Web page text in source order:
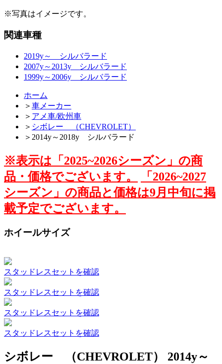
※写真はイメージです。
関連車種
2019y～ シルバラード
2007y～2013y シルバラード
1999y～2006y シルバラード
ホーム
＞ 車メーカー
＞ アメ車/欧州車
＞ シボレー （CHEVROLET）
＞ 2014y～2018y シルバラード
※表示は「2025~2026シーズン」の商
品・価格でございます。
「2026~2027
シーズン」の商品と価格は9月中旬に掲
載予定でございます。
ホイールサイズ
スタッドレスセットを確認
スタッドレスセットを確認
スタッドレスセットを確認
スタッドレスセットを確認
シボレー （CHEVROLET） 2014y～